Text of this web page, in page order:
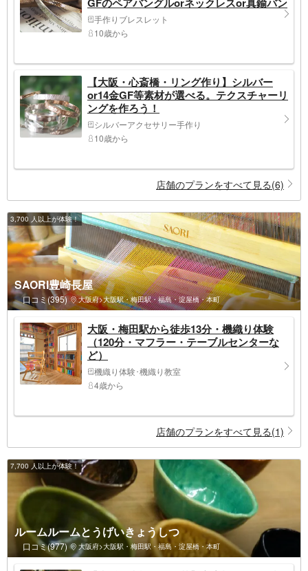
グル作り
手作りブレスレット
10歳から
【大阪・心斎橋・リング作り】シルバー
or14金GF等素材が選べる。テクスチャーリ
ングを作ろう！
シルバーアクセサリー手作り
10歳から
店舗のプランをすべて見る(6)
3,700 人以上が体験！
SAORI豊崎長屋
口コミ(395) 大阪府>大阪駅・梅田駅・福島・淀屋橋・本町
大阪・梅田駅から徒歩13分・機織り体験
（120分・マフラー・テーブルセンターな
ど）
機織り体験･機織り教室
4歳から
店舗のプランをすべて見る(1)
7,700 人以上が体験！
ルームルームとうげいきょうしつ
口コミ(977) 大阪府>大阪駅・梅田駅・福島・淀屋橋・本町